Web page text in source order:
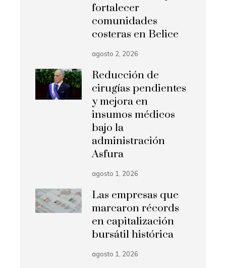
fortalecer
comunidades
costeras en Belice
agosto 2, 2026
Reducción de
cirugías pendientes
y mejora en
insumos médicos
bajo la
administración
Asfura
agosto 1, 2026
Las empresas que
marcaron récords
en capitalización
bursátil histórica
agosto 1, 2026